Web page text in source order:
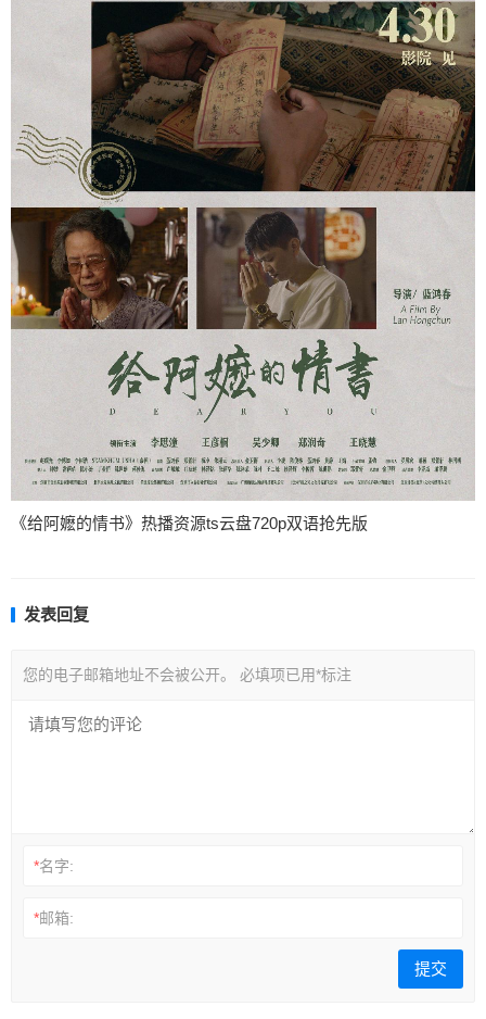
《给阿嬷的情书》热播资源ts云盘720p双语抢先版
发表回复
您的电子邮箱地址不会被公开。 必填项已用*标注
*名字:
*邮箱: